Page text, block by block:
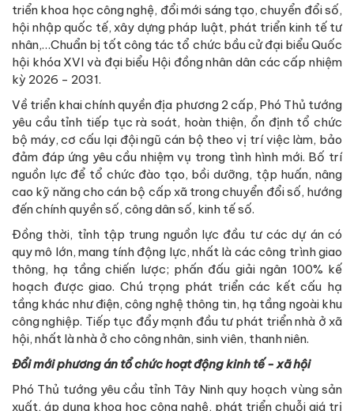
triển khoa học công nghệ, đổi mới sáng tạo, chuyển đổi số,
hội nhập quốc tế, xây dựng pháp luật, phát triển kinh tế tư
nhân,…Chuẩn bị tốt công tác tổ chức bầu cử đại biểu Quốc
hội khóa XVI và đại biểu Hội đồng nhân dân các cấp nhiệm
kỳ 2026 - 2031.
Về triển khai chính quyền địa phương 2 cấp, Phó Thủ tướng
yêu cầu tỉnh tiếp tục rà soát, hoàn thiện, ổn định tổ chức
bộ máy, cơ cấu lại đội ngũ cán bộ theo vị trí việc làm, bảo
đảm đáp ứng yêu cầu nhiệm vụ trong tình hình mới. Bố trí
nguồn lực để tổ chức đào tạo, bồi dưỡng, tập huấn, nâng
cao kỹ năng cho cán bộ cấp xã trong chuyển đổi số, hướng
đến chính quyền số, công dân số, kinh tế số.
Đồng thời, tỉnh tập trung nguồn lực đầu tư các dự án có
quy mô lớn, mang tính động lực, nhất là các công trình giao
thông, hạ tầng chiến lược; phấn đấu giải ngân 100% kế
hoạch được giao. Chú trọng phát triển các kết cấu hạ
tầng khác như điện, công nghệ thông tin, hạ tầng ngoài khu
công nghiệp. Tiếp tục đẩy mạnh đầu tư phát triển nhà ở xã
hội, nhất là nhà ở cho công nhân, sinh viên, thanh niên.
Đổi mới phương án tổ chức hoạt động kinh tế - xã hội
Phó Thủ tướng yêu cầu tỉnh Tây Ninh quy hoạch vùng sản
xuất, áp dụng khoa học công nghệ, phát triển chuỗi giá trị